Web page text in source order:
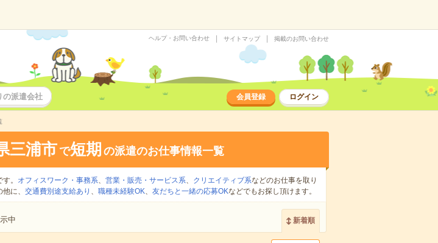
ヘルプ・お問い合わせ サイトマップ 掲載のお問い合わせ
の派遣会社 会員登録 ログイン
三浦市 で短期 の派遣のお仕事情報一覧
。 オフィスワーク・事務系、 営業・販売・サービス系、 クリエイティブ系などのお仕事を取り
に、 交通費別途支給あり 、 職種未経験OK、 友だちと一緒の応募OKなどでもお探し頂けます。
中 新着順